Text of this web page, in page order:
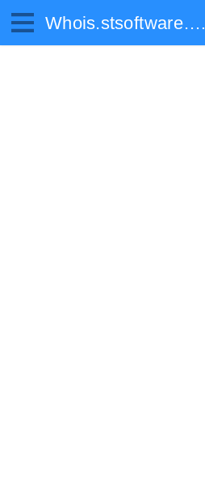
Whois.stsoftware.biz